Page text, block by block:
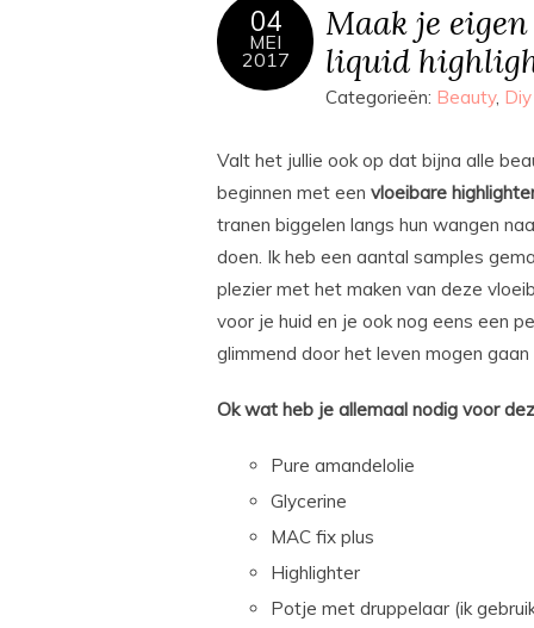
04
MEI
2017
Maak je
liquid
Categorieën: Beauty, Diy
Valt het jullie ook op dat bijna alle
beginnen met een vloeibare
tranen biggelen langs hun wangen
doen. Ik heb een aantal samples
plezier met het maken van deze
voor je huid en je ook nog eens een
glimmend door het leven mogen
Ok wat heb je allemaal nodig voor
Pure amandelolie
Glycerine
MAC fix plus
Highlighter
Potje met druppelaar (ik